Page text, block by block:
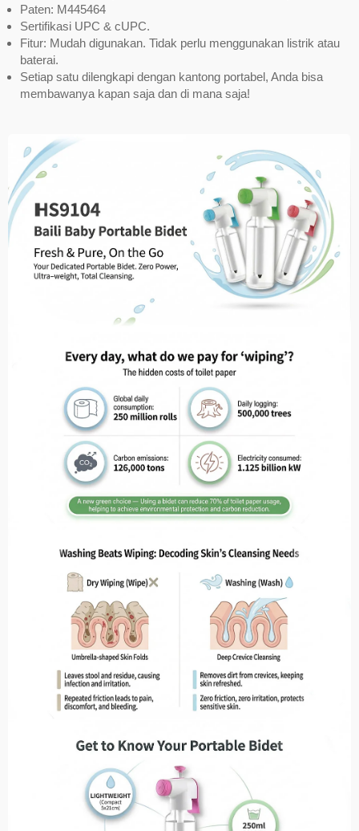
Paten: M445464
Sertifikasi UPC & cUPC.
Fitur: Mudah digunakan. Tidak perlu menggunakan listrik atau
baterai.
Setiap satu dilengkapi dengan kantong portabel, Anda bisa
membawanya kapan saja dan di mana saja!